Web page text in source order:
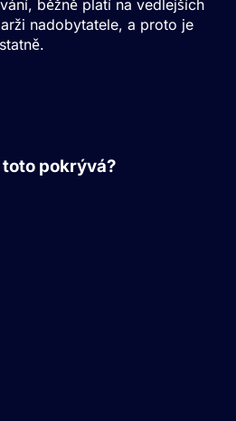
běžně platí na vedlejších
nadobytatele, a proto je
pokrývá?